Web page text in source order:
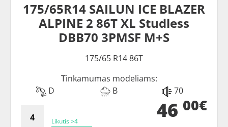
175/65R14 SAILUN ICE BLAZER
ALPINE 2 86T XL Studless
DBB70 3PMSF M+S
175/65 R14 86T
Tinkamumas modeliams:
D
B 70
Likutis >4 46 00€